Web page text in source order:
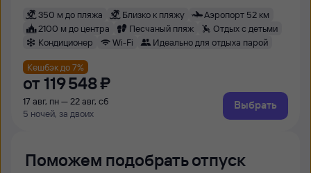
350 м до пляжа Близко к пляжу
Аэропорт 52 км
2100 м до центра
Песчаный пляж
Отдых с детьми
Кондиционер
Wi-Fi Идеально для отдыха парой
Кешбэк до 7%
от 119 ⁠548 ⁠₽
17 авг, пн — 22 авг, сб
5 ночей, за двоих
Выбрать
Поможем подобрать отпуск